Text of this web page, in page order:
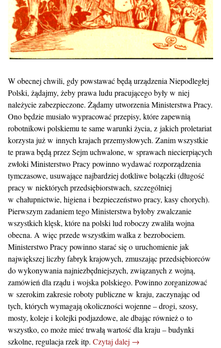
W obecnej chwili, gdy powstawać będą urządzenia Niepodległej
Polski, żądajmy, żeby prawa ludu pracującego były w niej
należycie zabezpieczone. Żądamy utworzenia Ministerstwa Pracy.
Ono będzie musiało wypracować przepisy, które zapewnią
robotnikowi polskiemu te same warunki życia, z jakich proletariat
korzysta już w innych krajach przemysłowych. Zanim wszystkie
te prawa będą przez Sejm uchwalone, w sprawach niecierpiących
zwłoki Ministerstwo Pracy powinno wydawać rozporządzenia
tymczasowe, usuwające najbardziej dotkliwe bolączki (długość
pracy w niektórych przedsiębiorstwach, szczególniej
w chałupnictwie, higiena i bezpieczeństwo pracy, kasy chorych).
Pierwszym zadaniem tego Ministerstwa byłoby zwalczanie
wszystkich klęsk, które na polski lud roboczy zwaliła wojna
obecna. A więc przede wszystkim walka z bezrobociem.
Ministerstwo Pracy powinno starać się o uruchomienie jak
największej liczby fabryk krajowych, zmuszając przedsiębiorców
do wykonywania najniezbędniejszych, związanych z wojną,
zamówień dla rządu i wojska polskiego. Powinno zorganizować
w szerokim zakresie roboty publiczne w kraju, zaczynając od
tych, których wymagają okoliczności wojenne – drogi, szosy,
mosty, koleje i kolejki podjazdowe, ale dbając również o to
wszystko, co może mieć trwałą wartość dla kraju – budynki
szkolne, regulacja rzek itp. Czytaj dalej →